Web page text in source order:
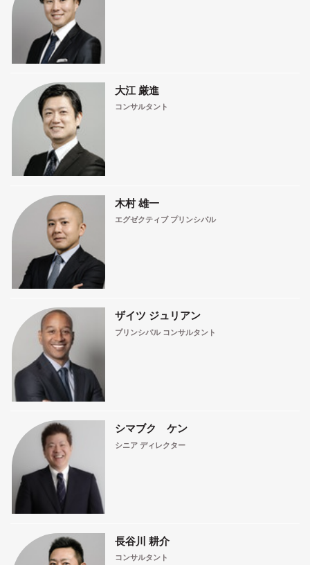
大江 厳進
コンサルタント
木村 雄一
エグゼクティブ プリンシパル
ザイツ ジュリアン
プリンシパル コンサルタント
シマブク ケン
シニア ディレクター
長谷川 耕介
コンサルタント